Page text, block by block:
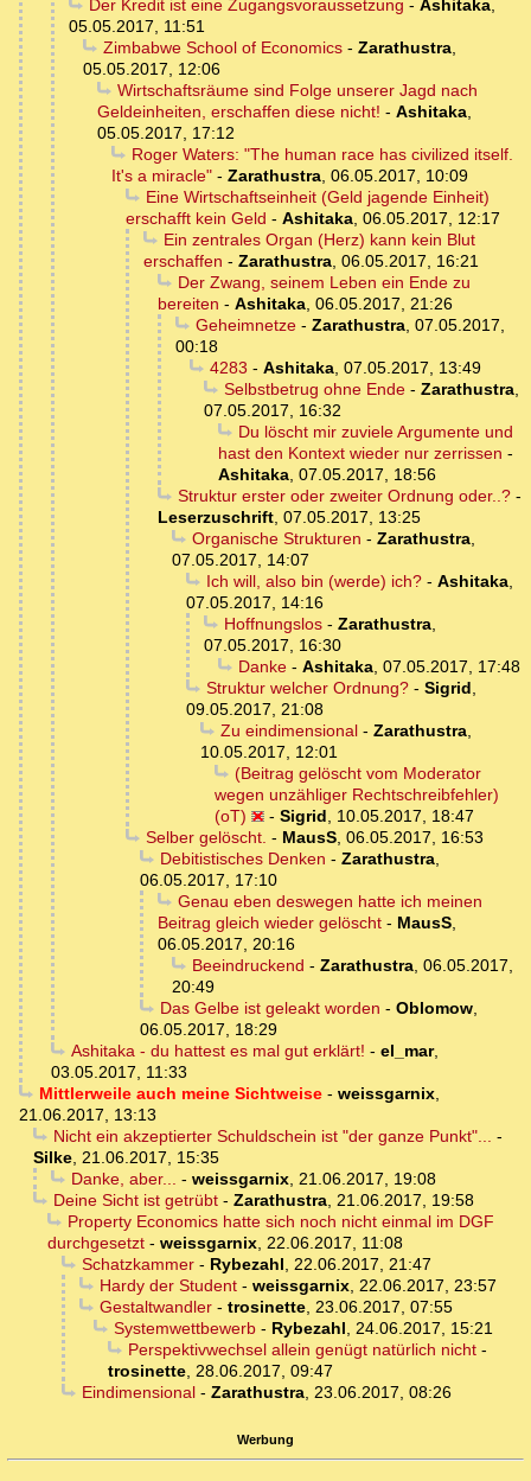
Der Kredit ist eine Zugangsvoraussetzung - Ashitaka,
05.05.2017, 11:51
Zimbabwe School of Economics- Zarathustra,
05.05.2017, 12:06
Wirtschaftsräume sind Folge unserer Jagd nach
Geldeinheiten, erschaffen diese nicht! - Ashitaka,
05.05.2017, 17:12
Roger Waters: "The human race has civilized itself.
It's a miracle" - Zarathustra, 06.05.2017, 10:09
Eine Wirtschaftseinheit (Geld jagende Einheit)
erschafft kein Geld - Ashitaka, 06.05.2017, 12:17
Ein zentrales Organ (Herz) kann kein Blut
erschaffen - Zarathustra, 06.05.2017, 16:21
Der Zwang, seinem Leben ein Ende zu
bereiten - Ashitaka, 06.05.2017, 21:26
Geheimnetze- Zarathustra, 07.05.2017,
00:18
4283 - Ashitaka, 07.05.2017, 13:49
Selbstbetrug ohne Ende- Zarathustra,
07.05.2017, 16:32
Du löscht mir zuviele Argumente und
hast den Kontext wieder nur zerrissen -
Ashitaka, 07.05.2017, 18:56
Struktur erster oder zweiter Ordnung oder..?-
Leserzuschrift, 07.05.2017, 13:25
Organische Strukturen - Zarathustra,
07.05.2017, 14:07
Ich will, also bin (werde) ich?- Ashitaka,
07.05.2017, 14:16
Hoffnungslos- Zarathustra,
07.05.2017, 16:30
Danke- Ashitaka, 07.05.2017, 17:48
Struktur welcher Ordnung?- Sigrid,
09.05.2017, 21:08
Zu eindimensional- Zarathustra,
10.05.2017, 12:01
(Beitrag gelöscht vom Moderator
wegen unzähliger Rechtschreibfehler)
(oT)
- Sigrid, 10.05.2017, 18:47
Selber gelöscht. - MausS, 06.05.2017, 16:53
Debitistisches Denken - Zarathustra,
06.05.2017, 17:10
Genau eben deswegen hatte ich meinen
Beitrag gleich wieder gelöscht - MausS,
06.05.2017, 20:16
Beeindruckend - Zarathustra, 06.05.2017,
20:49
Das Gelbe ist geleakt worden - Oblomow,
06.05.2017, 18:29
Ashitaka - du hattest es mal gut erklärt! - el_mar,
03.05.2017, 11:33
Mittlerweile auch meine Sichtweise- weissgarnix,
21.06.2017, 13:13
Nicht ein akzeptierter Schuldschein ist "der ganze Punkt"... -
Silke, 21.06.2017, 15:35
Danke, aber... - weissgarnix, 21.06.2017, 19:08
Deine Sicht ist getrübt- Zarathustra, 21.06.2017, 19:58
Property Economics hatte sich noch nicht einmal im DGF
durchgesetzt - weissgarnix, 22.06.2017, 11:08
Schatzkammer- Rybezahl, 22.06.2017, 21:47
Hardy der Student- weissgarnix, 22.06.2017, 23:57
Gestaltwandler- trosinette, 23.06.2017, 07:55
Systemwettbewerb- Rybezahl, 24.06.2017, 15:21
Perspektivwechsel allein genügt natürlich nicht-
trosinette, 28.06.2017, 09:47
Eindimensional- Zarathustra, 23.06.2017, 08:26
Werbung